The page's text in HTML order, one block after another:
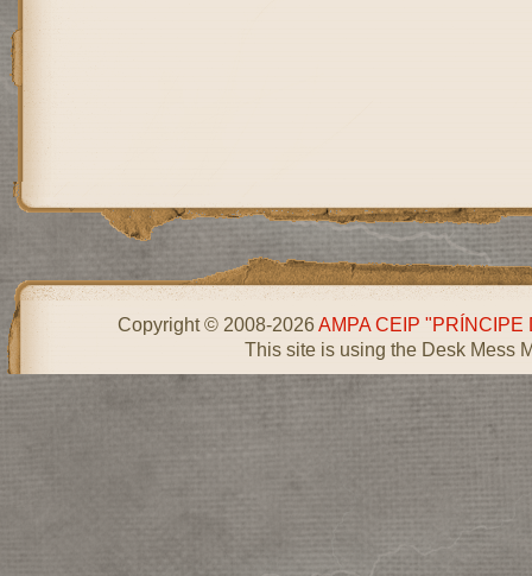
Copyright © 2008-2026AMPA CEIP "PRÍNCIPE
This site is using the Desk Mess